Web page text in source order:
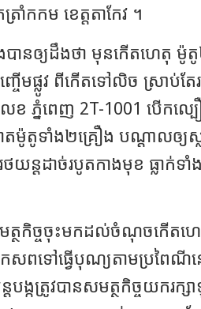
ាំកកម ខេត្តតាកែវ ។
បានឲ្យដឹងថា មុនកើតហេតុ ម៉ូ
ើមផ្លូវ ពីកើតទៅលិច ស្រាប់ត
ខ ភ្នំពេញ 2T-1001 បើក
តម៉ូតូទាំង២គ្រឿង បណ្តាលឲ្យស្ល
ន្តដាច់របូតកាងមុខ ធ្លាក់ទាំ
ថកិច្ចចុះមកដល់ចំណុចកើតហ
សពទៅធ្វើបុណ្យតាមប្រពៃ
ង្កត្រូវបានសមត្ថកិច្ចយករក្សា